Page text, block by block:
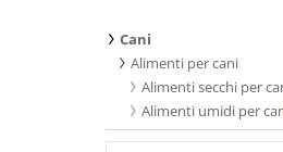
Cani
Alimenti per cani
Alimenti secchi per
Alimenti umidi per